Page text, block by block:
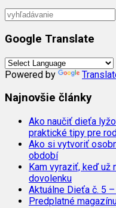
Google Translate
Powered by
Najnovšie články
Ako naučiť dieťa
praktické tipy pre
Ako si vytvoriť
období
Kam vyraziť, keď už
dovolenku
Aktuálne Dieťa č. 5
Predplatné